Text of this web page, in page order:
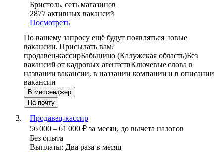
Бристоль, сеть магазинов
2877 активных вакансий
Посмотреть
По вашему запросу ещё будут появляться новые
вакансии. Присылать вам?
продавец-кассирБабынино (Калужская область)Без
вакансий от кадровых агентствКлючевые слова в
названии вакансии, в названии компании и в описании
вакансии
В мессенджер
На почту
Продавец-кассир
56 000 – 61 000 ₽ за месяц, до вычета налогов
Без опыта
Выплаты: Два раза в месяц